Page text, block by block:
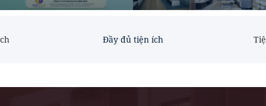
Đầy đủ tiện ích